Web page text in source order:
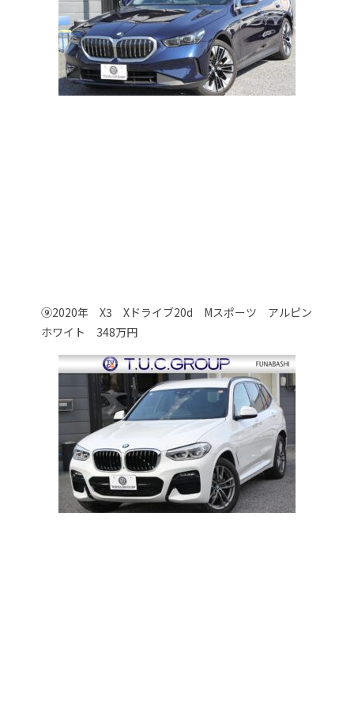
⑨2020年 X3 Xドライブ20d Mスポーツ アルピン
ホワイト 348万円